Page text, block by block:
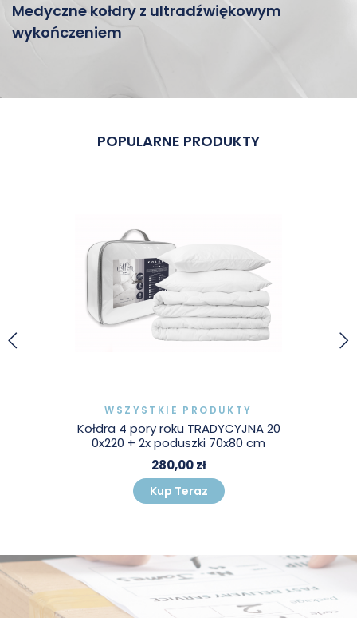
Medyczne kołdry z ultradźwiękowym
wykończeniem
POPULARNE PRODUKTY
WSZYSTKIE PRODUKTY
Kołdra 4 pory roku TRADYCYJNA 20
0x220 + 2x poduszki 70x80 cm
280,00 zł
Kup Teraz